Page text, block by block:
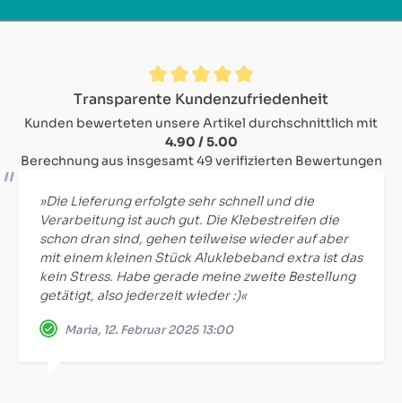
Durchschnittliche Bewertung von 4.9 von 5 Sternen
Transparente Kundenzufriedenheit
Kunden bewerteten unsere Artikel durchschnittlich mit
4.90 / 5.00
Berechnung aus insgesamt 49 verifizierten Bewertungen
»Die Lieferung erfolgte sehr schnell und die
Verarbeitung ist auch gut. Die Klebestreifen die
schon dran sind, gehen teilweise wieder auf aber
mit einem kleinen Stück Aluklebeband extra ist das
kein Stress. Habe gerade meine zweite Bestellung
getätigt, also jederzeit wieder :)«
Maria, 12. Februar 2025 13:00